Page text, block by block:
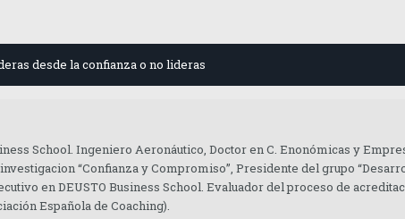
desde la confianza o no lideras
School. Ingeniero Aeronáutico, Doctor en C. Enonómicas y
“Confianza y Compromiso”, Presidente del grupo
en DEUSTO Business School. Evaluador del proceso de
Española de Coaching).